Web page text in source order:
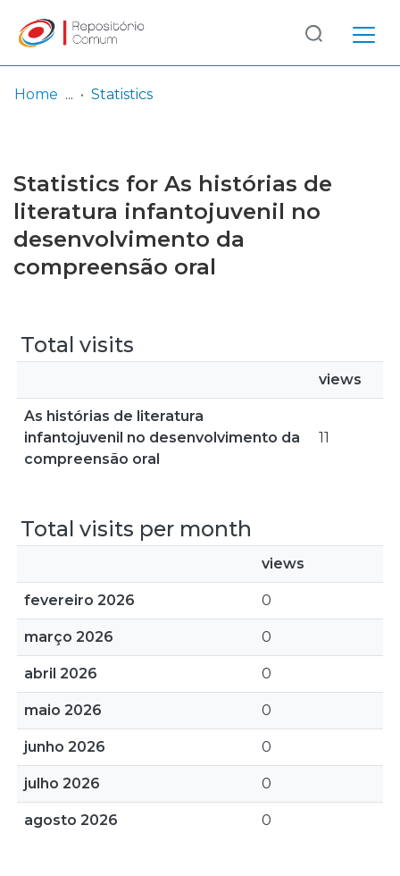
Browse repository
Entities
Log
In
(current)
Home Statistics
Statistics for As histórias de
literatura infantojuvenil no
desenvolvimento da
compreensão oral
Total visits
views
As histórias de literatura
infantojuvenil no desenvolvimento da
compreensão oral
11
Total visits per month
views
fevereiro 2026 0
março 2026 0
abril 2026 0
maio 2026 0
junho 2026 0
julho 2026 0
agosto 2026 0